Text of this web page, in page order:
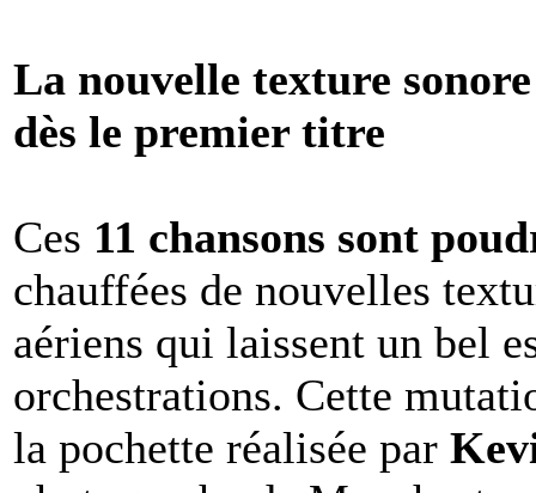
La nouvelle texture
dès le premier titre
Ces 11 chansons sont
chauffées de nouvelles
aériens qui laissent un bel
orchestrations. Cette
la pochette réalisée par